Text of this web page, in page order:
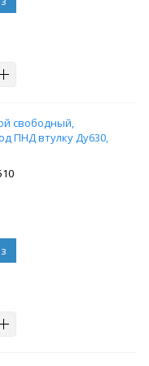
свободный,
ПНД втулку Ду630,